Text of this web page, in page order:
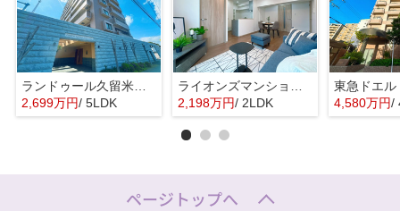
ランドゥール久留米サウスステージ☆仲介手数料無料☆
2,699万円/ 5LDK
2,198万円/ 2LDK 4,580万円/
ページトップへ